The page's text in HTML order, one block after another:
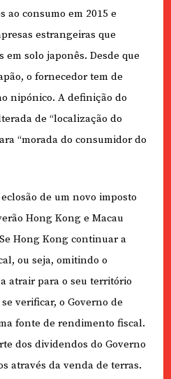
ao consumo em 2015 e
estrangeiras que
solo japonês. Desde que
o fornecedor tem de
nipónico. A definição do
de “localização do
“morada do consumidor do
de um novo imposto
Hong Kong e Macau
Hong Kong continuar a
ou seja, omitindo o
atrair para o seu território
verificar, o Governo de
fonte de rendimento fiscal.
dos dividendos do Governo
através da venda de terras.